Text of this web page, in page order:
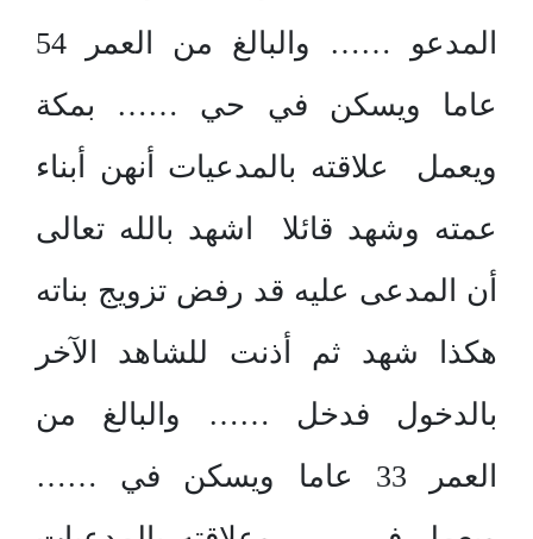
المدعو …… والبالغ من العمر 54
عاما ويسكن في حي …… بمكة
ويعمل علاقته بالمدعيات أنهن أبناء
عمته وشهد قائلا اشهد بالله تعالى
أن المدعى عليه قد رفض تزويج بناته
هكذا شهد ثم أذنت للشاهد الآخر
بالدخول فدخل …… والبالغ من
العمر 33 عاما ويسكن في ……